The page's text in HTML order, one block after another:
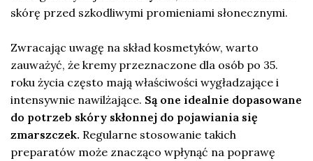
skórę przed szkodliwymi promieniami słonecznymi.
Zwracając uwagę na skład kosmetyków, warto
zauważyć, że kremy przeznaczone dla osób po 35.
roku życia często mają właściwości wygładzające i
intensywnie nawilżające. Są one idealnie dopasowane
do potrzeb skóry skłonnej do pojawiania się
zmarszczek. Regularne stosowanie takich
preparatów może znacząco wpłynąć na poprawę